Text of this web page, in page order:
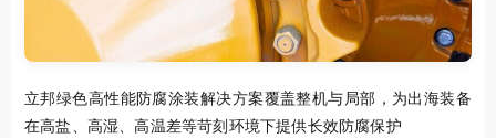
立邦绿色高性能防腐涂装解决方案覆盖整机与局部，为出海装备
在高盐、高湿、高温差等苛刻环境下提供长效防腐保护